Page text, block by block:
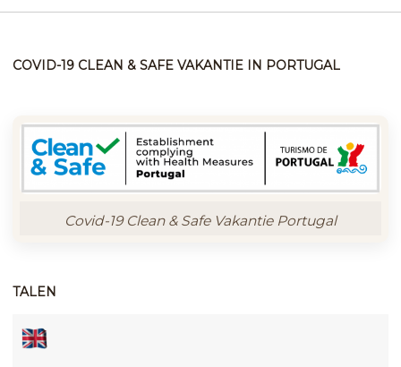
COVID-19 CLEAN & SAFE VAKANTIE IN PORTUGAL
Covid-19 Clean & Safe Vakantie Portugal
TALEN